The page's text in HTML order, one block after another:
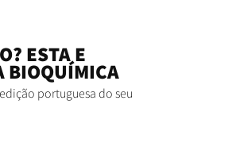
ESTA E
BIOQUÍMICA
portuguesa do seu